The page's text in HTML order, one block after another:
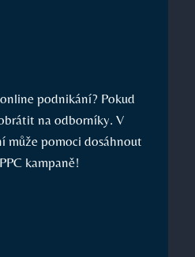
podnikání? Pokud
na odborníky. V
může pomoci dosáhnout
kampaně!